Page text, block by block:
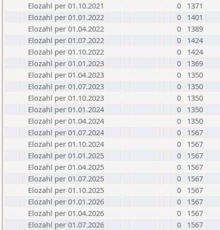
Elozahl per 01.10.2021
0
1371
Elozahl per 01.01.2022
0
1401
Elozahl per 01.04.2022
0
1389
Elozahl per 01.07.2022
0
1424
Elozahl per 01.10.2022
0
1424
Elozahl per 01.01.2023
0
1369
Elozahl per 01.04.2023
0
1350
Elozahl per 01.07.2023
0
1350
Elozahl per 01.10.2023
0
1350
Elozahl per 01.01.2024
0
1350
Elozahl per 01.04.2024
0
1350
Elozahl per 01.07.2024
0
1567
Elozahl per 01.10.2024
0
1567
Elozahl per 01.01.2025
0
1567
Elozahl per 01.04.2025
0
1567
Elozahl per 01.07.2025
0
1567
Elozahl per 01.10.2025
0
1567
Elozahl per 01.01.2026
0
1567
Elozahl per 01.04.2026
0
1567
Elozahl per 01.07.2026
0 1567